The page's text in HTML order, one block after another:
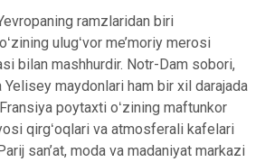
ramzlaridan biri
ulugʻvor me’moriy merosi
bilan mashhurdir. Notr-Dam sobori,
Yelisey maydonlari ham bir xil darajada
poytaxti oʻzining maftunkor
qirgʻoqlari va atmosferali kafelari
san’at, moda va madaniyat markazi